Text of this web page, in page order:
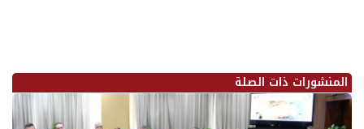
المنشورات ذات الصلة